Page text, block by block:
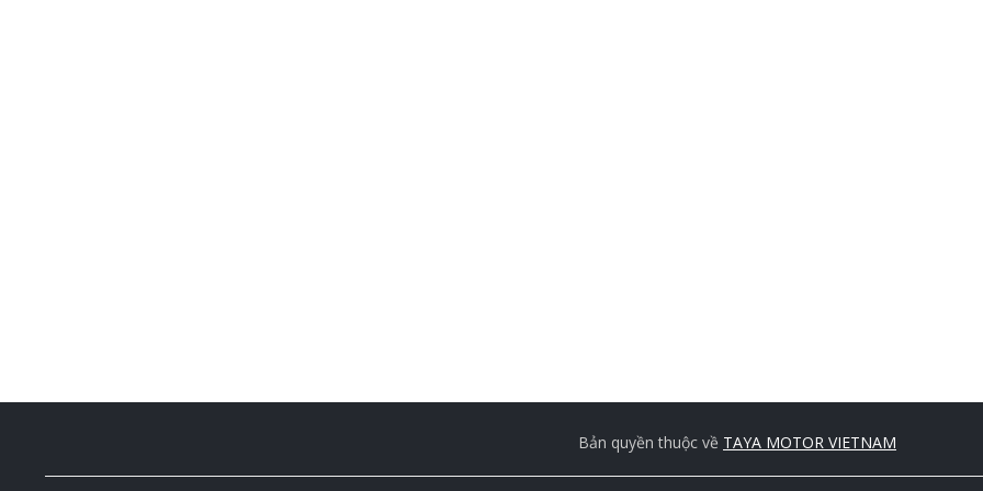
Bản quyền thuộc về TAYA MOTOR VIETNAM